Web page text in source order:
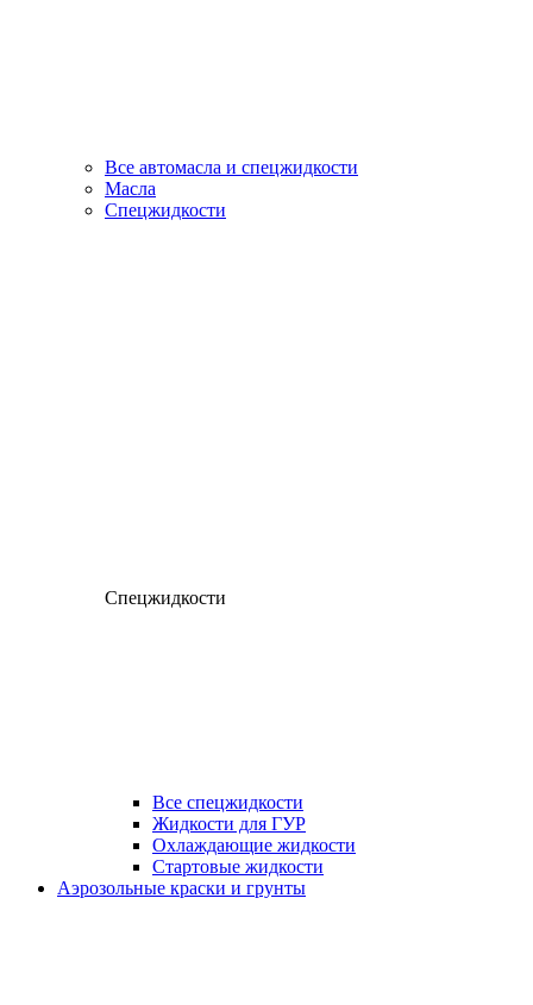
Все автомасла и спецжидкости
Масла
Спецжидкости
Спецжидкости
Все спецжидкости
Жидкости для ГУР
Охлаждающие жидкости
Стартовые жидкости
Аэрозольные краски и грунты